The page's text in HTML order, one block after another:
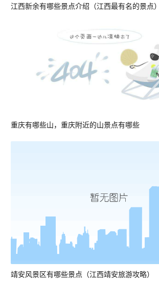
江西新余有哪些景点介绍（江西最有名的景点）
重庆有哪些山，重庆附近的山景点有哪些
靖安风景区有哪些景点（江西靖安旅游攻略）